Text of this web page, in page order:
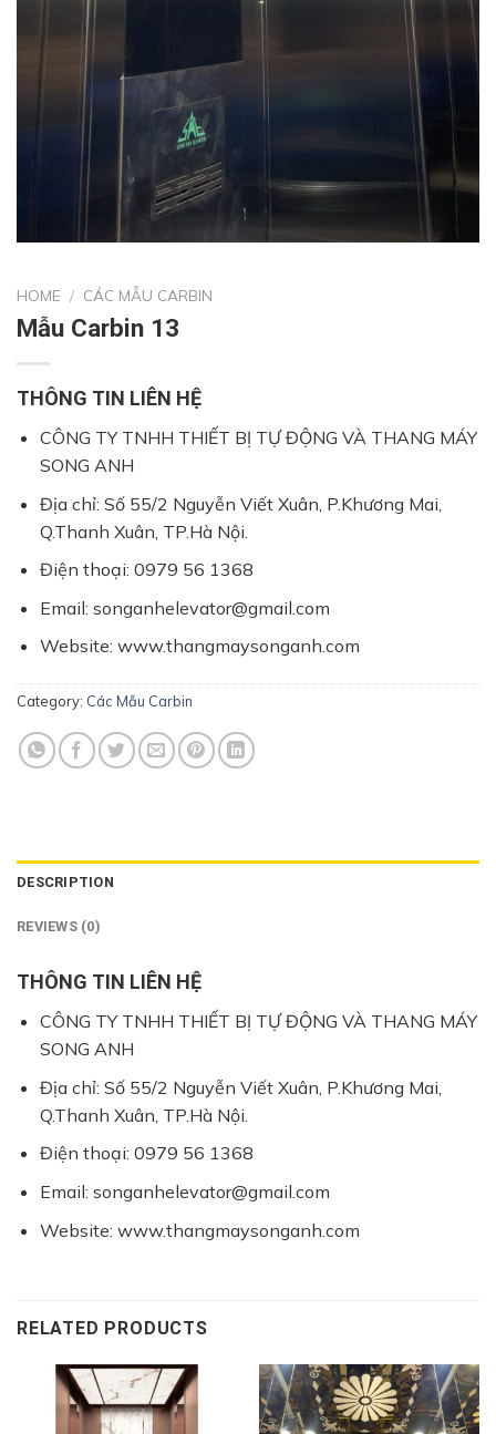
HOME / CÁC MẪU CARBIN
Mẫu Carbin 13
THÔNG TIN LIÊN HỆ
CÔNG TY TNHH THIẾT BỊ TỰ ĐỘNG VÀ THANG MÁY
SONG ANH
Địa chỉ: Số 55/2 Nguyễn Viết Xuân, P.Khương Mai,
Q.Thanh Xuân, TP.Hà Nội.
Điện thoại: 0979 56 1368
Email: songanhelevator@gmail.com
Website: www.thangmaysonganh.com
Category: Các Mẫu Carbin
DESCRIPTION
REVIEWS (0)
THÔNG TIN LIÊN HỆ
CÔNG TY TNHH THIẾT BỊ TỰ ĐỘNG VÀ THANG MÁY
SONG ANH
Địa chỉ: Số 55/2 Nguyễn Viết Xuân, P.Khương Mai,
Q.Thanh Xuân, TP.Hà Nội.
Điện thoại: 0979 56 1368
Email: songanhelevator@gmail.com
Website: www.thangmaysonganh.com
RELATED PRODUCTS